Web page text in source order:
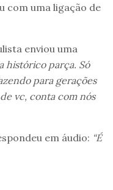
com uma ligação de
enviou uma
histórico parça. Só
para gerações
vc, conta com nós
em áudio: “É